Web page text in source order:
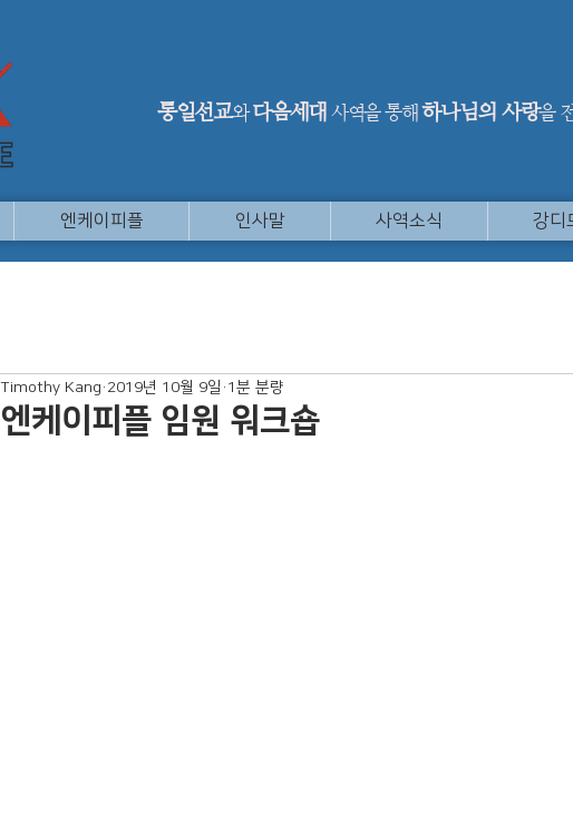
통일선교와다음세대 사역을 통해하나님의 사랑을
엔케이피플 인사말 사역소식 강디
엔케이피플 임원 워크숍
Timothy Kang 2019년 10월 9일 1분 분량